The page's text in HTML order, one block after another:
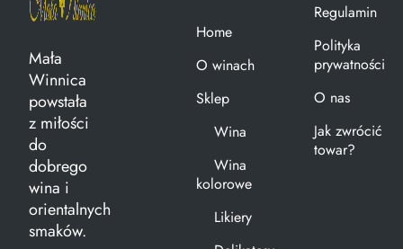
Mała
Winnica
powstała
z miłości
do
dobrego
wina i
orientalnych
smaków.
Home
O winach
Sklep
Wina
Wina
kolorowe
Likiery
Regulamin
Polityka
prywatności
O nas
Jak zwrócić
towar?